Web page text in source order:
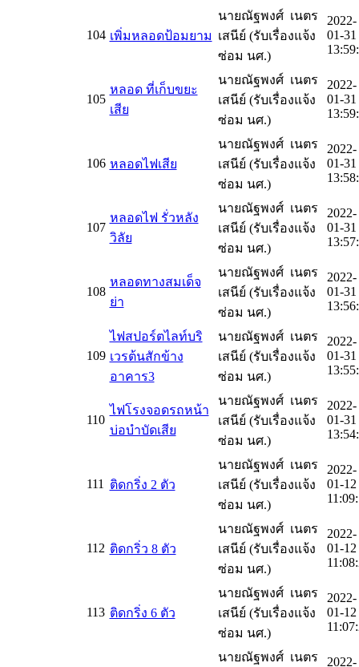
104 เพิ่มหลอดป้อมยาม
นายณัฐพงศ์ เนตร
เสนีย์ (รับเรื่องแจ้ง
ซ่อม นศ.)
2022-
01-31
105
หลอด ที่เก็บขยะ
เสีย
นายณัฐพงศ์ เนตร
เสนีย์ (รับเรื่องแจ้ง
ซ่อม นศ.)
2022-
01-31
106 หลอดไฟเสีย
นายณัฐพงศ์ เนตร
เสนีย์ (รับเรื่องแจ้ง
ซ่อม นศ.)
2022-
01-31
107
หลอดไฟ รั่วหลัง
วิลัย
นายณัฐพงศ์ เนตร
เสนีย์ (รับเรื่องแจ้ง
ซ่อม นศ.)
2022-
01-31
108
หลอดทางสมเด็จ
ย่า
นายณัฐพงศ์ เนตร
เสนีย์ (รับเรื่องแจ้ง
ซ่อม นศ.)
2022-
01-31
109
ไฟสปอร์ตไลท์บริ
เวรต้นสักข้าง
อาคาร3
นายณัฐพงศ์ เนตร
เสนีย์ (รับเรื่องแจ้ง
ซ่อม นศ.)
2022-
01-31
110
ไฟโรงจอดรถหน้า
บ่อบำบัดเสีย
นายณัฐพงศ์ เนตร
เสนีย์ (รับเรื่องแจ้ง
ซ่อม นศ.)
2022-
01-31
111 ติดกริ่ง 2 ตัว
นายณัฐพงศ์ เนตร
เสนีย์ (รับเรื่องแจ้ง
ซ่อม นศ.)
2022-
01-12
112 ติดกริ่ว 8 ตัว
นายณัฐพงศ์ เนตร
เสนีย์ (รับเรื่องแจ้ง
ซ่อม นศ.)
2022-
01-12
113 ติดกริ่ง 6 ตัว
นายณัฐพงศ์ เนตร
เสนีย์ (รับเรื่องแจ้ง
ซ่อม นศ.)
2022-
01-12
นายณัฐพงศ์ เนตร
2022-